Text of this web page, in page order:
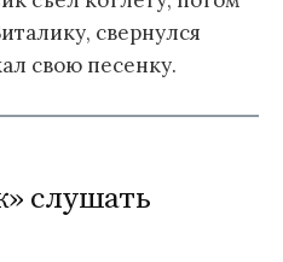
свернулся
свою песенку.
слушать